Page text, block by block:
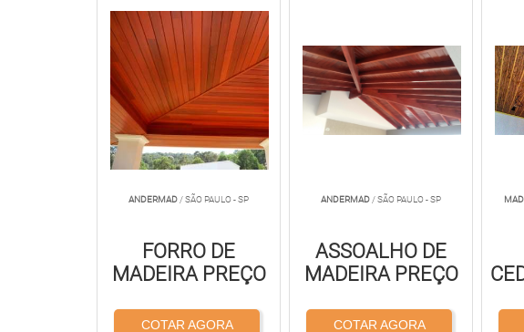
ANDERMAD / SÃO PAULO - SP
FORRO DE
MADEIRA PREÇO
COTAR AGORA
ANDERMAD / SÃO PAULO - SP
ASSOALHO DE
MADEIRA PREÇO
COTAR AGORA